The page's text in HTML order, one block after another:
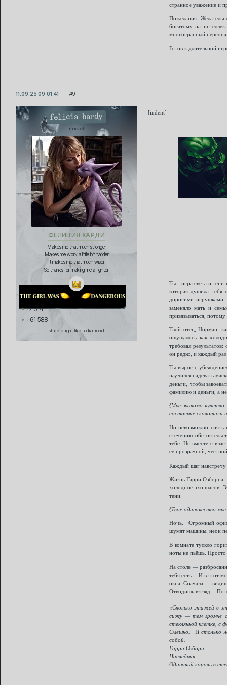
странное уважение и
Пожелания:
богатому на
многогранный
Готов к длительной
9
11.09.25 09:01:41
felicia hardy
marvel
ФЕЛИЦИЯ ХАРДИ
Makes me that much stronger
Makes me work a little bit harder
It makes me that much wiser
So thanks for making me a fighter
17 614
+61 588
shine bright like a diamond
[indent]
Ты - игра света и тени
которая душила тебя
дорогими игрушками,
заменяло мать и
привязываться,
Твой отец, Норман,
ощущалось как
требовал
он редко, и каждый раз
Ты вырос с
научился надевать
деньги, чтобы
фамилию и деньги, а
{Мне знакомо
состояние сколотили
Но невозможно сиять
стечению
тебе. Но вместе с
её прозрачной,
Каждый шаг навстречу
Жизнь Гарри Озборна
холодное эхо шагов.
тени.
{Твое одиночество
Ночь. Огромный офис
шумят машины, неон
В комнате тускло
ноты не пьёшь. Просто
На столе —
тебя есть. И в этот
окна. Сначала —
Отводишь взгляд.
«Сколько этажей в
сижу — тем громче
стеклянной клетке, с
Смешно. Я столько
собой.
Гарри Озборн.
Наследник.
Одинокий король в